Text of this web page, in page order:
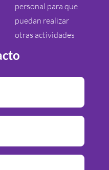
personal para que
puedan realizar
otras actividades